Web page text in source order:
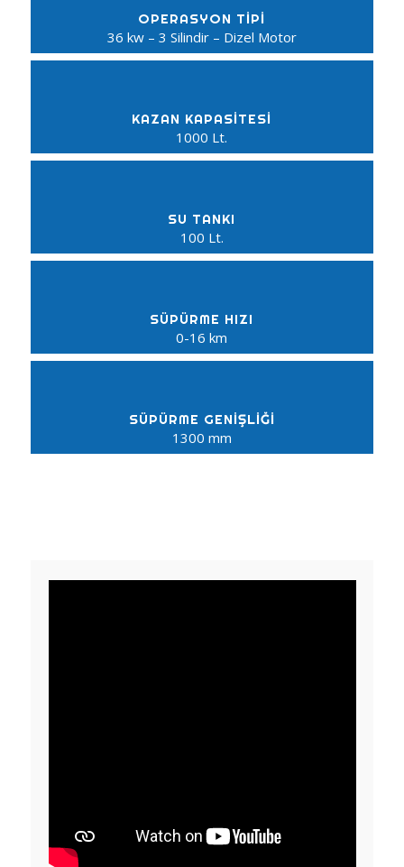
OPERASYON TİPİ
36 kw – 3 Silindir – Dizel Motor
KAZAN KAPASİTESİ
1000 Lt.
SU TANKI
100 Lt.
SÜPÜRME HIZI
0-16 km
SÜPÜRME GENIŞLIĞI
1300 mm